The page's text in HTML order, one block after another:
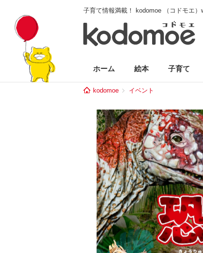
子育て情報満載！ kodomoe （コドモエ）
ホーム 絵本 子育て
kodomoe イベント